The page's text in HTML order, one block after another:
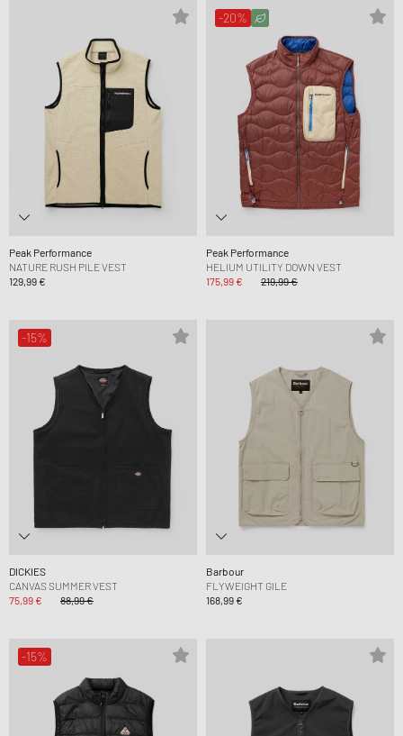
Peak Performance
NATURE RUSH PILE VEST
129,99 €
-20%
Peak Performance
HELIUM UTILITY DOWN VEST
175,99 €
219,99 €
-15%
DICKIES
CANVAS SUMMER VEST
75,99 €
88,99 €
Barbour
FLYWEIGHT GILE
168,99 €
-15%